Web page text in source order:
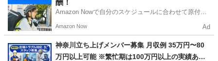
酬！
Amazon Nowで自分のスケジュールに合わせて原付や
う！
Amazon Now Ad
神奈川立ち上げメンバー募集 月収例 35万円〜80
万円以上可能 ※繁忙期は100万円以上の実績あり